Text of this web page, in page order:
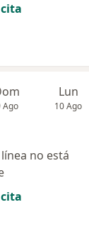
Ago
Lun
10 Ago
no está